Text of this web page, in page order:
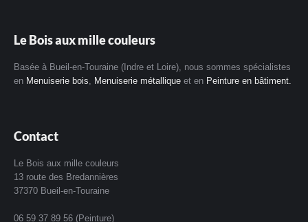
Le Bois aux mille couleurs
Basée à Bueil-en-Touraine (Indre et Loire), nous sommes spécialistes
en Menuiserie bois, Menuiserie métallique et en Peinture en bâtiment.
Contact
Le Bois aux mille couleurs
13 route des Bredannières
37370 Bueil-en-Touraine
06 59 37 89 56 (Peinture)